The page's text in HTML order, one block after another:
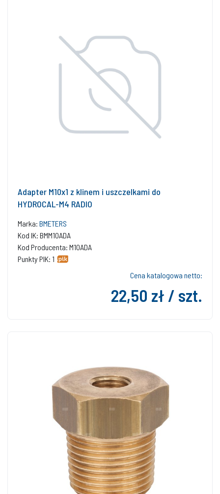
Adapter M10x1 z klinem i uszczelkami do
HYDROCAL-M4 RADIO
Marka: BMETERS
Kod IK: BMM10ADA
Kod Producenta: M10ADA
Punkty PIK: 1
Cena katalogowa netto:
22,50 zł / szt.